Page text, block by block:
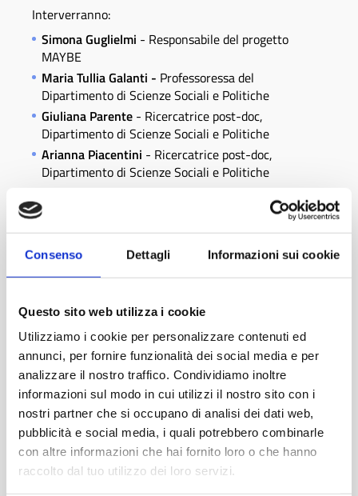
Consenso Dettagli Informazioni sui cookie
Questo sito web utilizza i cookie
Utilizziamo i cookie per personalizzare contenuti ed
annunci, per fornire funzionalità dei social media e per
analizzare il nostro traffico. Condividiamo inoltre
informazioni sul modo in cui utilizzi il nostro sito con i
nostri partner che si occupano di analisi dei dati web,
pubblicità e social media, i quali potrebbero combinarle
con altre informazioni che hai fornito loro o che hanno
raccolto dal tuo utilizzo dei loro servizi.
Interverranno:
Simona Guglielmi - Responsabile del progetto
MAYBE
Maria Tullia Galanti - Professoressa del
Dipartimento di Scienze Sociali e Politiche
Giuliana Parente - Ricercatrice post-doc,
Dipartimento di Scienze Sociali e Politiche
Arianna Piacentini - Ricercatrice post-doc,
Dipartimento di Scienze Sociali e Politiche
Amministrazione e Terzo Settore
Massimo Capano- Responsabile del Centro
Culturale “Il Pertini”, dell'Ufficio Progetti di
Innovazione Culturale e Youth Work del Comune di
Cinisello Balsamo
Sebastiano Megale- Responsabile politiche
giovanili e servizi per il lavoro per AnciLab
Lucia Merlino- Project Manager esperto di
progettazione europea per AnciLab
L'iscrizione sarà valida per tutti e 4 i laboratori, ecco
il link per l'iscrizione ai 4 laboratori:YOUTH POLICY
LAB. Di seguito il calendario degli eventi che si
svolgeranno presso la sede di AnciLab in via Rovello
2, dalle 10.00 alle 13.00: